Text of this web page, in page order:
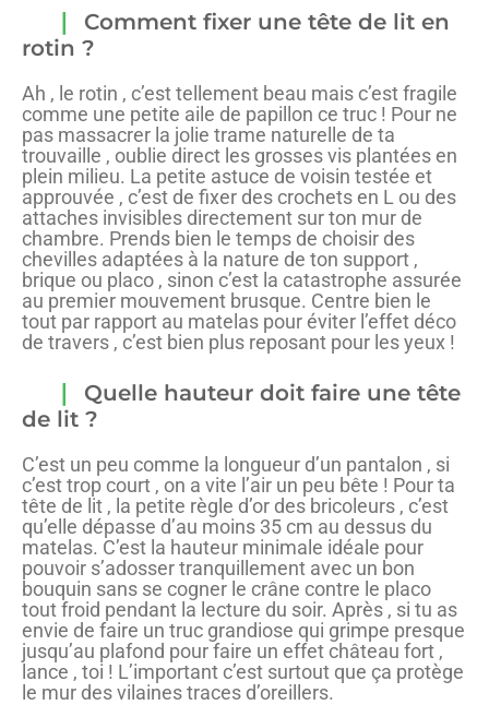
Comment fixer une tête de lit en
rotin ?
Ah , le rotin , c’est tellement beau mais c’est fragile
comme une petite aile de papillon ce truc ! Pour ne
pas massacrer la jolie trame naturelle de ta
trouvaille , oublie direct les grosses vis plantées en
plein milieu. La petite astuce de voisin testée et
approuvée , c’est de fixer des crochets en L ou des
attaches invisibles directement sur ton mur de
chambre. Prends bien le temps de choisir des
chevilles adaptées à la nature de ton support ,
brique ou placo , sinon c’est la catastrophe assurée
au premier mouvement brusque. Centre bien le
tout par rapport au matelas pour éviter l’effet déco
de travers , c’est bien plus reposant pour les yeux !
Quelle hauteur doit faire une tête
de lit ?
C’est un peu comme la longueur d’un pantalon , si
c’est trop court , on a vite l’air un peu bête ! Pour ta
tête de lit , la petite règle d’or des bricoleurs , c’est
qu’elle dépasse d’au moins 35 cm au dessus du
matelas. C’est la hauteur minimale idéale pour
pouvoir s’adosser tranquillement avec un bon
bouquin sans se cogner le crâne contre le placo
tout froid pendant la lecture du soir. Après , si tu as
envie de faire un truc grandiose qui grimpe presque
jusqu’au plafond pour faire un effet château fort ,
lance , toi ! L’important c’est surtout que ça protège
le mur des vilaines traces d’oreillers.